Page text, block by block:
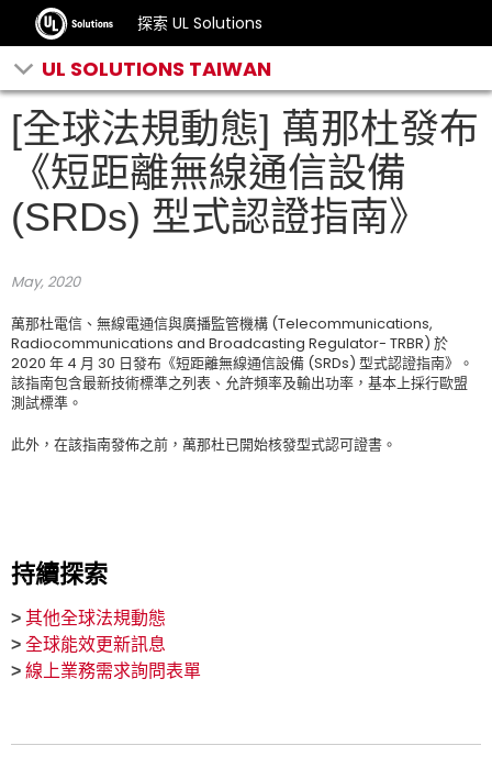
探索 UL Solutions
UL SOLUTIONS TAIWAN
[全球法規動態] 萬那杜發布
《短距離無線通信設備
(SRDs) 型式認證指南》
May, 2020
萬那杜電信、無線電通信與廣播監管機構 (Telecommunications,
Radiocommunications and Broadcasting Regulator- TRBR) 於
2020 年 4 月 30 日發布《短距離無線通信設備 (SRDs) 型式認證指南》。
該指南包含最新技術標準之列表、允許頻率及輸出功率，基本上採行歐盟
測試標準。
此外，在該指南發佈之前，萬那杜已開始核發型式認可證書。
持續探索
> 其他全球法規動態
> 全球能效更新訊息
> 線上業務需求詢問表單